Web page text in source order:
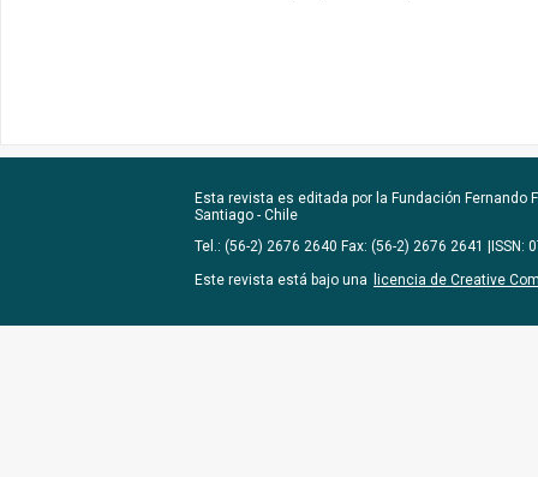
Esta revista es editada por la Fundación Fernando
Santiago - Chile
Tel.: (56-2) 2676 2640 Fax: (56-2) 2676 2641 |ISSN:
Este revista está bajo una
licencia de Creative